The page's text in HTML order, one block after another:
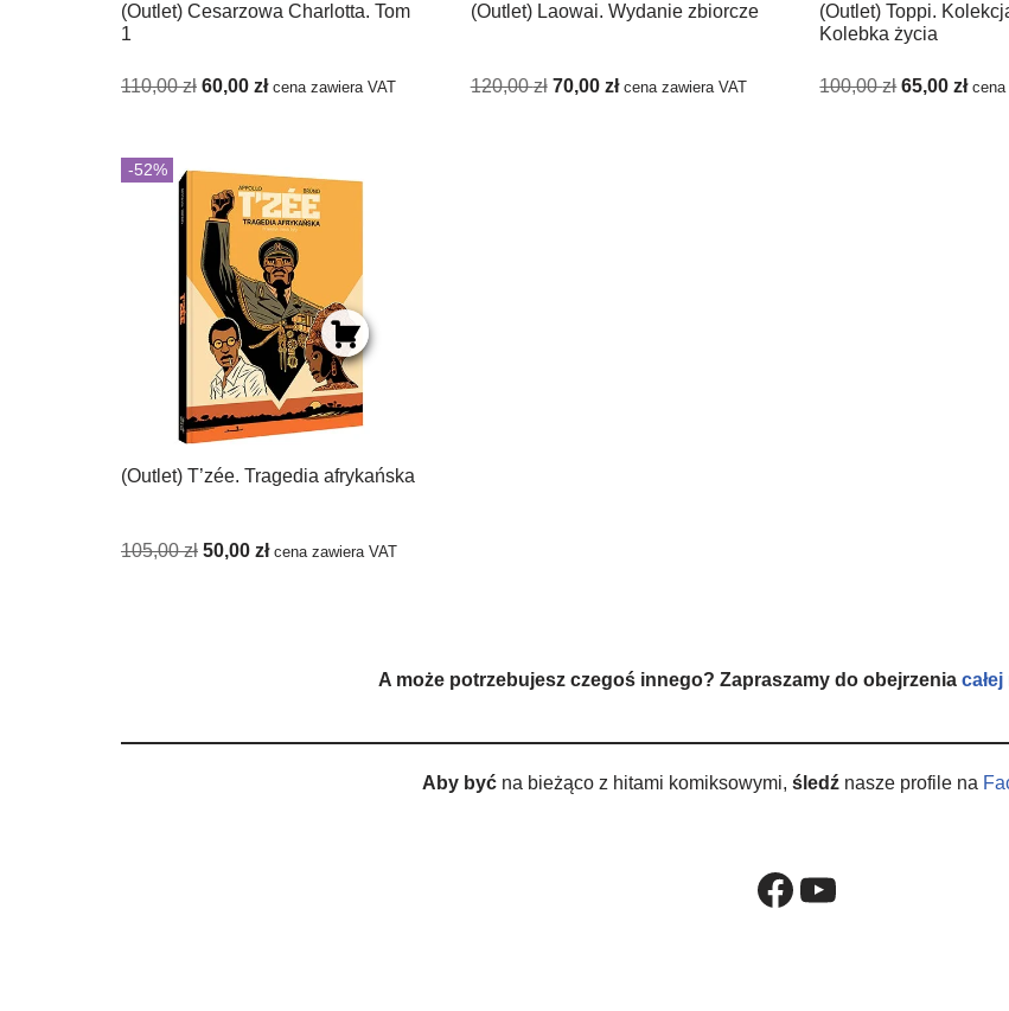
(Outlet) Cesarzowa Charlotta. Tom
1
110,00zł 60,00 zł cena zawiera VAT
(Outlet) Laowai. Wydanie zbiorcze
120,00zł 70,00 zł cena zawiera VAT
(Outlet) Toppi.
Kolebka życia
100,00zł 65,00zł cena
-52%
(Outlet) T’zée. Tragedia afrykańska
105,00zł 50,00 zł cena zawiera VAT
A może potrzebujesz czegoś innego? Zapraszamy do obejrzenia
Aby byćna bieżąco z hitami komiksowymi, śledźnasze profile na